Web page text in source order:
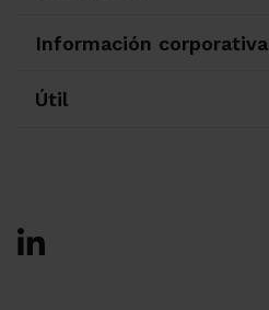
Información corporativa
Útil
Ir a Facebook
Ir a X-twitter
Ir a Instagram
Ir a Linkedin
Ir a Youtube
Ir a Blogger
Ir a Vimeo